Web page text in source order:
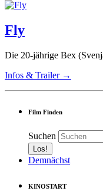
Fly
Die 20-jährige Bex
Infos & Trailer →
Film Finden
Suchen
Demnächst
KINOSTART